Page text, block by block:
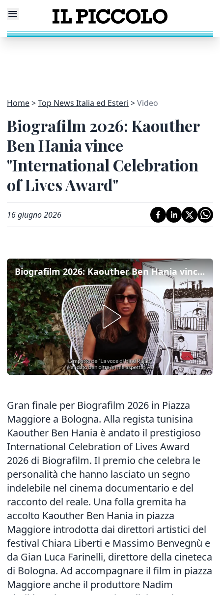
Home Top News Italia ed Esteri Video
Biografilm 2026: Kaouther
Ben Hania vince
"International Celebration
of Lives Award"
16 giugno 2026
Biografilm 2026: Kaouther Ben Hania vince "International Celebration of Lives Award"
Gran finale per Biografilm 2026 in Piazza
Maggiore a Bologna. Alla regista tunisina
Kaouther Ben Hania è andato il prestigioso
International Celebration of Lives Award
2026 di Biografilm. Il premio che celebra le
personalità che hanno lasciato un segno
indelebile nel cinema documentario e del
racconto del reale. Una folla gremita ha
accolto Kaouther Ben Hania in piazza
Maggiore introdotta dai direttori artistici del
festival Chiara Liberti e Massimo Benvegnù e
da Gian Luca Farinelli, direttore della cineteca
di Bologna. Ad accompagnare il film in piazza
Maggiore anche il produttore Nadim